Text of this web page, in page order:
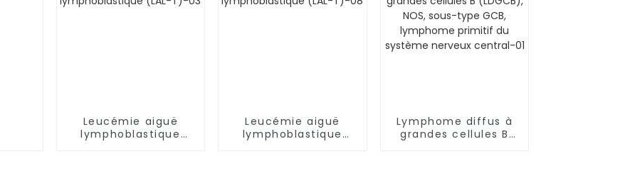
Leucémie aiguë
lymphoblastique
Leucémie aiguë
lymphoblastique
Lymphome diffus à
grandes cellules B